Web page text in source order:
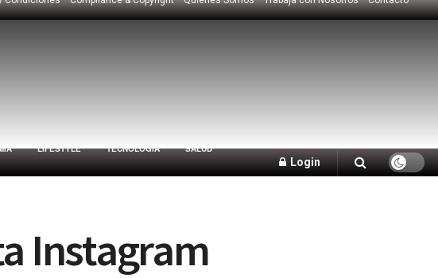
LIFESTYLE TECNOLOGÍA SALUD
Login
Instagram